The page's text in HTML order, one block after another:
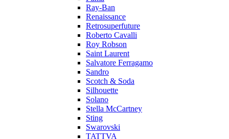
Ray-Ban
Renaissance
Retrosuperfuture
Roberto Cavalli
Roy Robson
Saint Laurent
Salvatore Ferragamo
Sandro
Scotch & Soda
Silhouette
Solano
Stella McCartney
Sting
Swarovski
TATTVA